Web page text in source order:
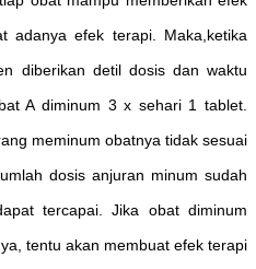
adanya efek terapi. Maka,ketika
diberikan detil dosis dan waktu
A diminum 3 x sehari 1 tablet.
meminum obatnya tidak sesuai
dosis anjuran minum sudah
tercapai. Jika obat diminum
tentu akan membuat efek terapi